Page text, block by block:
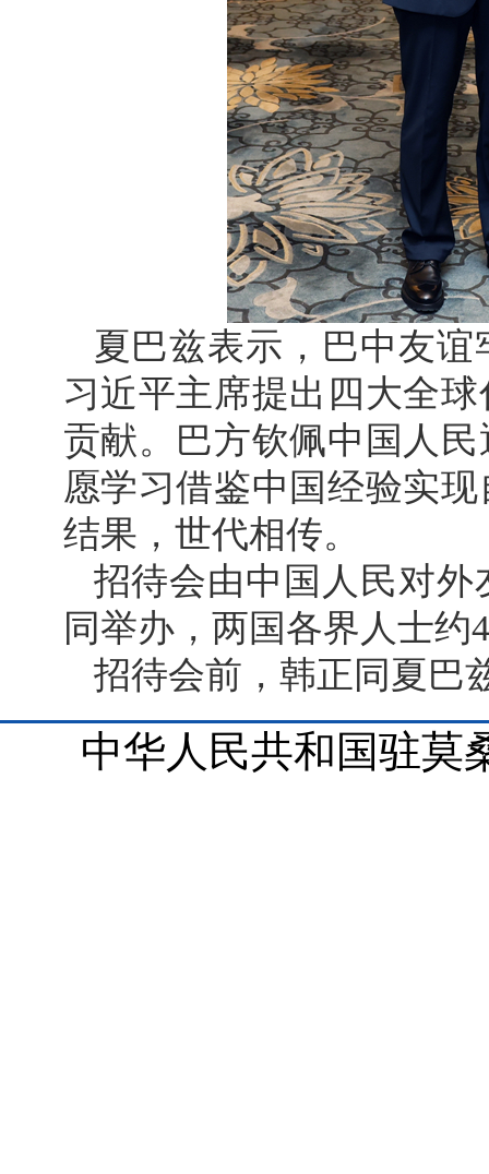
夏巴兹表示，巴中友
习近平主席提出四大全
贡献。巴方钦佩中国人
愿学习借鉴中国经验实
结果，世代相传。
招待会由中国人民对
同举办，两国各界人士约
招待会前，韩正同夏巴
中华人民共和国驻莫